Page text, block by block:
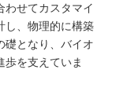
わせてカスタマイ
し、物理的に構築
礎となり、バイオ
歩を支えていま